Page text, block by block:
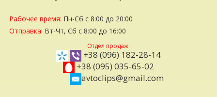
Рабочее время: Пн-Сб с 8:00 до 20:00
Отправка: Вт-Чт, Сб с 8:00 до 16:00
Отдел продаж:
+38 (096) 182-28-14
+38 (095) 035-65-02
avtoclips@gmail.com